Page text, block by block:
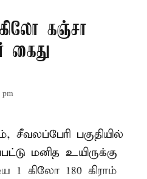
கஞ்சா
கைது
pm
சீவலப்பேரி பகுதியில்
மனித உயிருக்கு
1 கிலோ 180 கிராம்